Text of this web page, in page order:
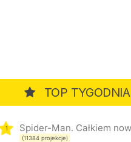
TOP TYGODNIA
1
(11384 projekcje)